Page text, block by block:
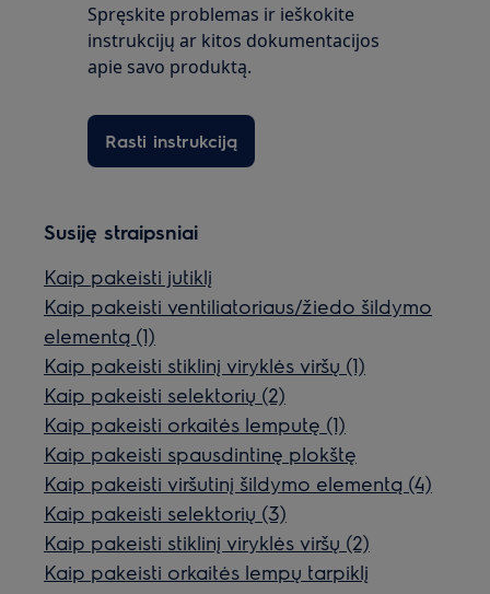
Spręskite problemas ir ieškokite
instrukcijų ar kitos dokumentacijos
apie savo produktą.
Rasti instrukciją
Susiję straipsniai
Kaip pakeisti jutiklį
Kaip pakeisti ventiliatoriaus/žiedo šildymo
elementą (1)
Kaip pakeisti stiklinį viryklės viršų (1)
Kaip pakeisti selektorių (2)
Kaip pakeisti orkaitės lemputę (1)
Kaip pakeisti spausdintinę plokštę
Kaip pakeisti viršutinį šildymo elementą (4)
Kaip pakeisti selektorių (3)
Kaip pakeisti stiklinį viryklės viršų (2)
Kaip pakeisti orkaitės lempų tarpiklį